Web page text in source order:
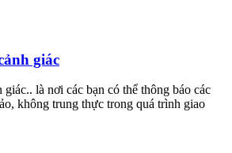
giác
giác.. là nơi các bạn có thể thông báo các
không trung thực trong quá trình giao